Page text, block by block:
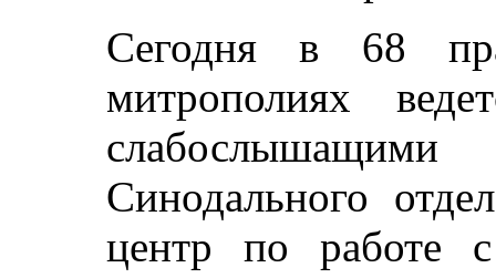
Сегодня в 68
митрополиях
Синодального
центр по работе